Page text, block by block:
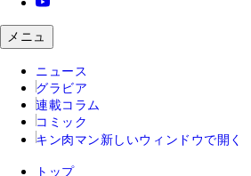
メニュ
ニュース
グラビア
連載コラム
コミック
キン肉マン 新しいウィンドウで開く
トップ